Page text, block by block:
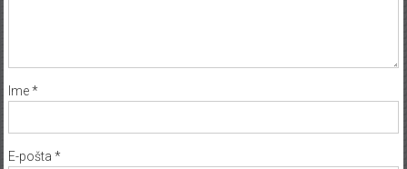
Ime*
E-pošta *